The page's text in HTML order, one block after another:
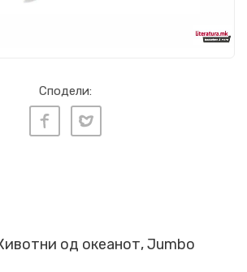
Сподели:
од океанот, Jumbo